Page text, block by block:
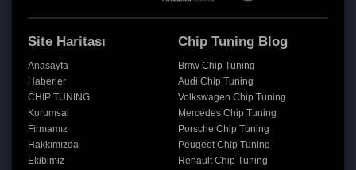
Site Haritası
Anasayfa
Haberler
CHIP TUNING
Kurumsal
Firmamız
Hakkımızda
Ekibimiz
Chip Tuning Blog
Bmw Chip Tuning
Audi Chip Tuning
Volkswagen Chip Tuning
Mercedes Chip Tuning
Porsche Chip Tuning
Peugeot Chip Tuning
Renault Chip Tuning